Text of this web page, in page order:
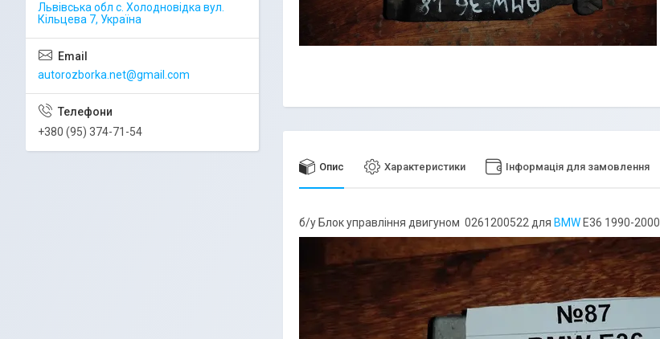
Опис Характеристики Інформація для замовлення
б/у Блок управління двигуном 0261200522 для BMW E36 1990-2000
Львівська обл с. Холодновідка вул.
Кільцева 7, Україна
autorozborka.net@gmail.com
+380 (95) 374-71-54